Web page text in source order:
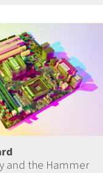
and the Hammer